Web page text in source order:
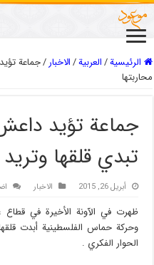
الرئيسية/العربیة/الاخبار/جماعة
محاربتها
جماعة تؤيد
تبدي قلقها وتريد
أبريل 26, 2015 الاخبار
ظهرت في الآونة الأخيرة في قطاع
وحركة حماس الفلسطينية أبدت
الحوار الفكري .